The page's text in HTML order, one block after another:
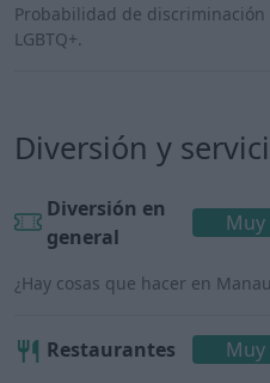
Probabilidad de
LGBTQ+.
Diversión y
Diversión en
general
Muy
¿Hay cosas que hacer en
Restaurantes Muy